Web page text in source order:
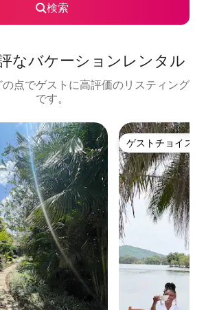
検索
なバケーションレンタル
点でゲストに高評価のリスティング
です。
ゲストチョイス
ゲストチョイス